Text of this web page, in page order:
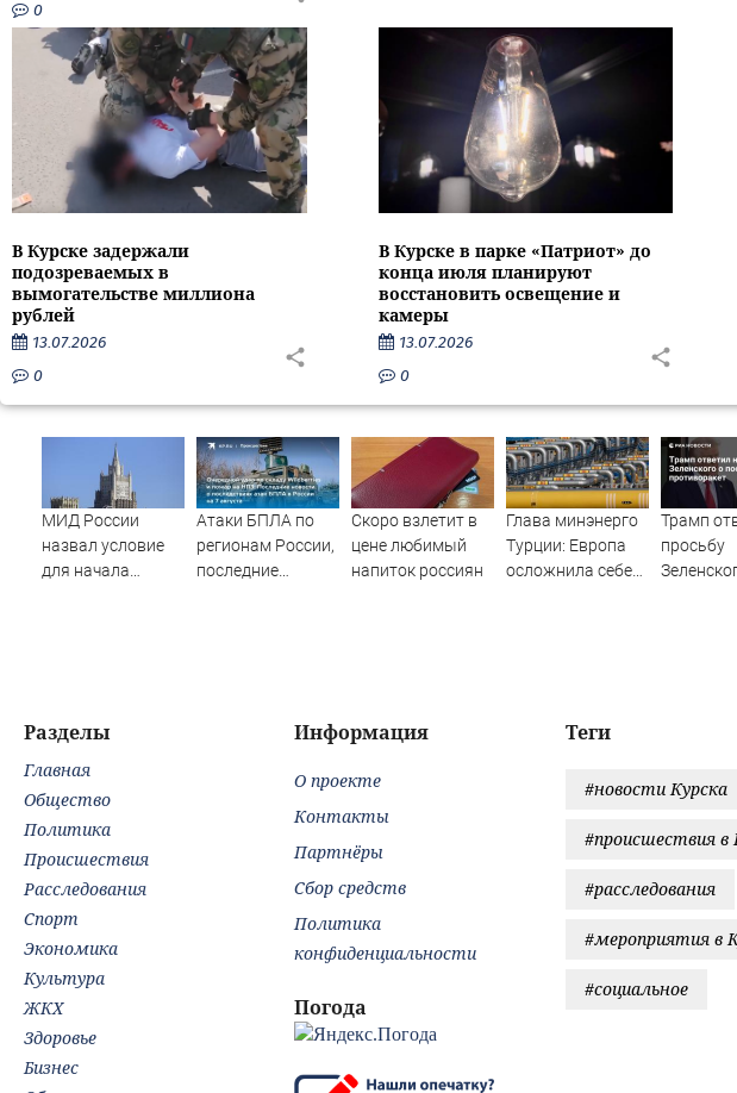
0
В Курске задержали
подозреваемых в
вымогательстве миллиона
рублей
13.07.2026
0
В Курске в парке «Патриот» до
конца июля планируют
восстановить освещение и
камеры
13.07.2026
0
МИД России
назвал условие
для начала
Атаки БПЛА по
регионам России,
последние
пострадавших
Скоро взлетит в
цене любимый
напиток россиян
Глава минэнерго
Турции: Европа
осложнила себе
Трамп
просьбу
Теги
#новости Курска
#происшествия в
#расследования
#мероприятия в
#социальное
Разделы
Главная
Общество
Политика
Происшествия
Расследования
Спорт
Экономика
Культура
ЖКХ
Здоровье
Бизнес
Информация
О проекте
Контакты
Партнёры
Сбор средств
Политика
конфиденциальности
Погода